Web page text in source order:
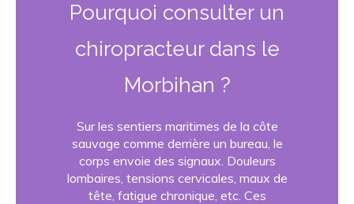
Pourquoi consulter un
chiropracteur dans le
Morbihan ?
Sur les sentiers maritimes de la côte
sauvage comme derrière un bureau, le
corps envoie des signaux. Douleurs
lombaires, tensions cervicales, maux de
tête, fatigue chronique, etc. Ces